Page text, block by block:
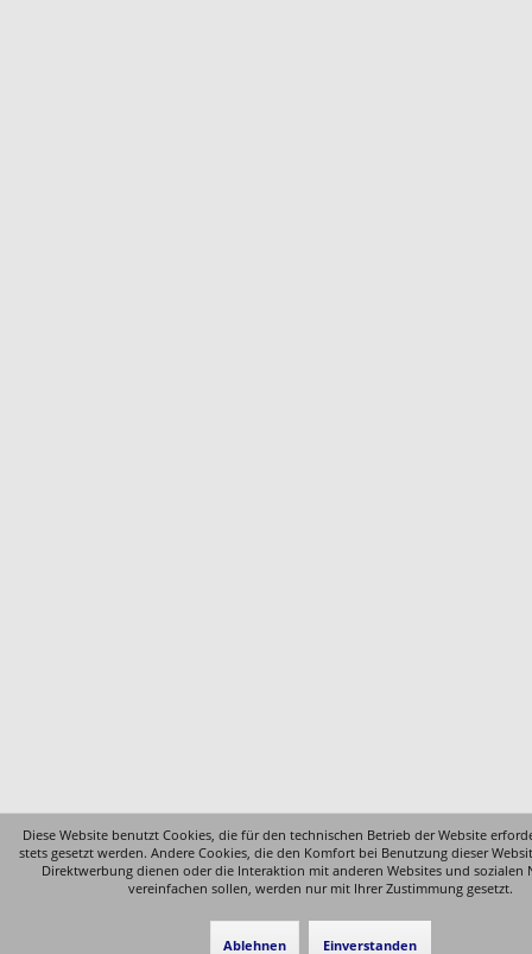
Diese Website benutzt Cookies, die für den technischen Betrieb der Website
stets gesetzt werden. Andere Cookies, die den Komfort bei Benutzung dieser
Direktwerbung dienen oder die Interaktion mit anderen Websites und sozialen
vereinfachen sollen, werden nur mit Ihrer Zustimmung gesetzt.
Ablehnen Einverstanden